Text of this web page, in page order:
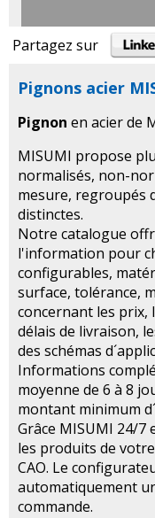
Partagez sur
Pignons acier
Pignon en acier de
MISUMI propose
normalisés, non-
mesure, regroupés
distinctes.
Notre catalogue
l'information pour
configurables,
surface, tolérance,
concernant les prix,
délais de livraison,
des schémas
Informations
moyenne de 6 à 8
montant minimum
Grâce MISUMI 24/7
les produits de
CAO. Le
automatiquement
commande.